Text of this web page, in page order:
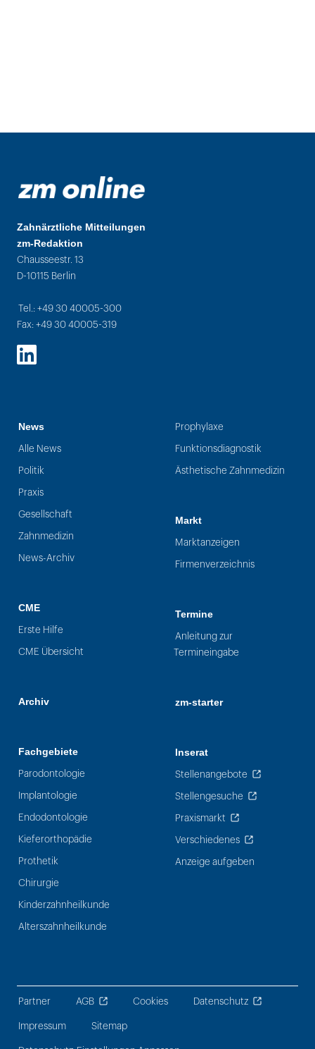
Zahnärztliche Mitteilungen
zm-Redaktion
Chausseestr. 13
D-10115 Berlin
Tel.: +49 30 40005-300
Fax: +49 30 40005-319
LinkedIn
News
Alle News
Politik
Praxis
Gesellschaft
Zahnmedizin
News-Archiv
CME
Erste Hilfe
CME Übersicht
Archiv
Fachgebiete
Parodontologie
Implantologie
Endodontologie
Kieferorthopädie
Prothetik
Chirurgie
Kinderzahnheilkunde
Alterszahnheilkunde
Prophylaxe
Funktionsdiagnostik
Ästhetische Zahnmedizin
Markt
Marktanzeigen
Firmenverzeichnis
Termine
Anleitung zur
Termineingabe
zm-starter
Inserat
Stellenangebote
Stellengesuche
Praxismarkt
Verschiedenes
Anzeige aufgeben
Partner AGB Cookies Datenschutz
Impressum Sitemap